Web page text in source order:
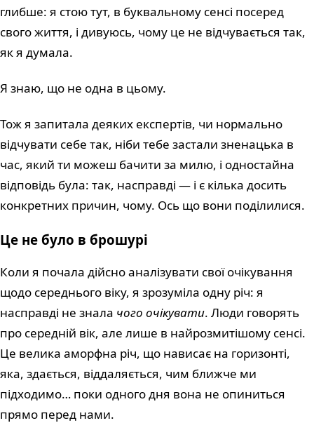
глибше: я стою тут, в буквальному сенсі посеред
свого життя, і дивуюсь, чому це не відчувається так,
як я думала.
Я знаю, що не одна в цьому.
Тож я запитала деяких експертів, чи нормально
відчувати себе так, ніби тебе застали зненацька в
час, який ти можеш бачити за милю, і одностайна
відповідь була: так, насправді — і є кілька досить
конкретних причин, чому. Ось що вони поділилися.
Це не було в брошурі
Коли я почала дійсно аналізувати свої очікування
щодо середнього віку, я зрозуміла одну річ: я
насправді не знала чого очікувати. Люди говорять
про середній вік, але лише в найрозмитішому сенсі.
Це велика аморфна річ, що нависає на горизонті,
яка, здається, віддаляється, чим ближче ми
підходимо… поки одного дня вона не опиниться
прямо перед нами.